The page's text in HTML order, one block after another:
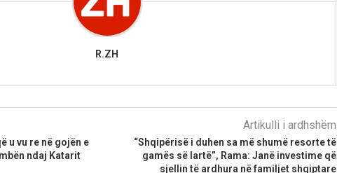
R.ZH
u vu re në gojën e
ndaj Katarit
Artikulli i ardhshëm
“Shqipërisë i duhen sa më shumë resorte të
gamës së lartë”, Rama: Janë investime që
sjellin të ardhura në familjet shqiptare